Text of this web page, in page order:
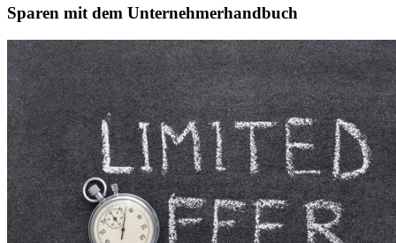
Sparen mit dem Unternehmerhandbuch